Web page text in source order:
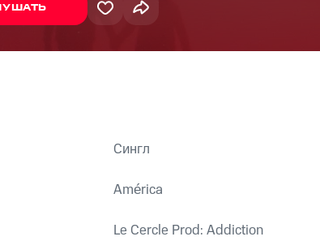
Сингл
América
Le Cercle Prod: Addiction